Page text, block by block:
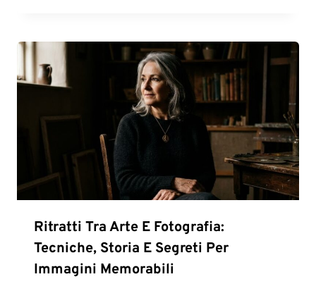
Ritratti Tra Arte E Fotografia:
Tecniche, Storia E Segreti Per
Immagini Memorabili